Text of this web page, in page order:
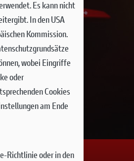
Es kann nicht
In den USA
Kommission.
wobei Eingriffe
oder
Cookies
am Ende
Richtlinie oder in den